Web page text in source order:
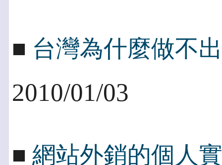
■ 台灣為什麼做不
2010/01/03
■ 網站外銷的個人